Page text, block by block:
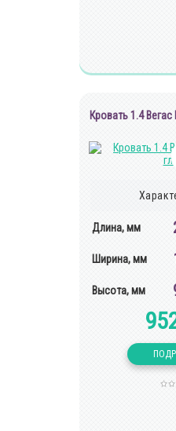
Кровать 1.4
Длина, мм
Ширина, мм
Высота, мм